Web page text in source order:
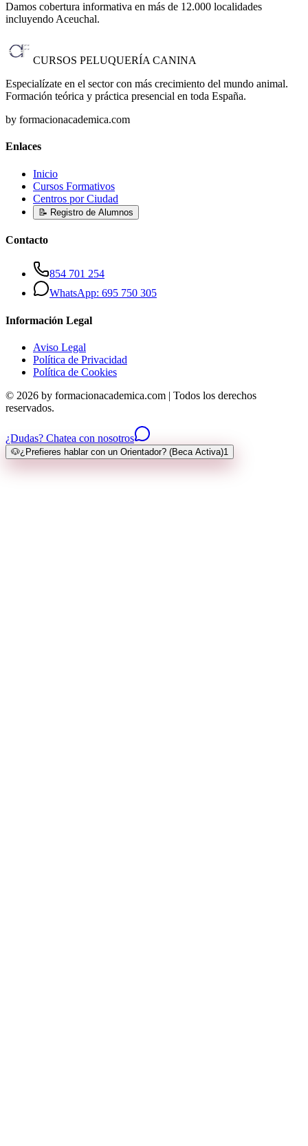
Damos cobertura informativa en más de 12.000 localidades
incluyendo Aceuchal.
CURSOS PELUQUERÍA CANINA
Especialízate en el sector con más crecimiento del mundo animal.
Formación teórica y práctica presencial en toda España.
by formacionacademica.com
Enlaces
Inicio
Cursos Formativos
Centros por Ciudad
📝 Registro de Alumnos
Contacto
854 701 254
WhatsApp: 695 750 305
Información Legal
Aviso Legal
Política de Privacidad
Política de Cookies
© 2026 by formacionacademica.com | Todos los derechos
reservados.
¿Dudas? Chatea con nosotros
🐶¿Prefieres hablar con un Orientador? (Beca Activa)1